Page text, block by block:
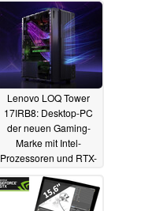
Lenovo LOQ Tower
17IRB8: Desktop-PC
der neuen Gaming-
Marke mit Intel-
Prozessoren und RTX-
Grafikkarten